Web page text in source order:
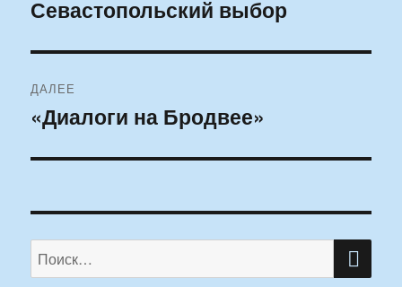
Предыдущая
Севастопольский выбор
ДАЛЕЕ
Следующая
«Диалоги на Бродвее»
Искать: